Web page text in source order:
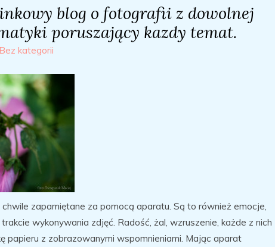
blog o fotografii z dowolnej
poruszający kazdy temat.
Bez kategorii
zapamiętane za pomocą aparatu. Są to również emocje,
wykonywania zdjęć. Radość, żal, wzruszenie, każde z nich
papieru z zobrazowanymi wspomnieniami. Mając aparat